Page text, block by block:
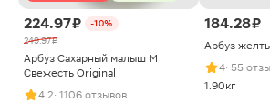
224.97 ₽
-10%
249.97 ₽
Арбуз Сахарный малыш M
Свежесть Original
4.2· 1106 отзывов
184.28 ₽
Арбуз
4· 55
1.90кг